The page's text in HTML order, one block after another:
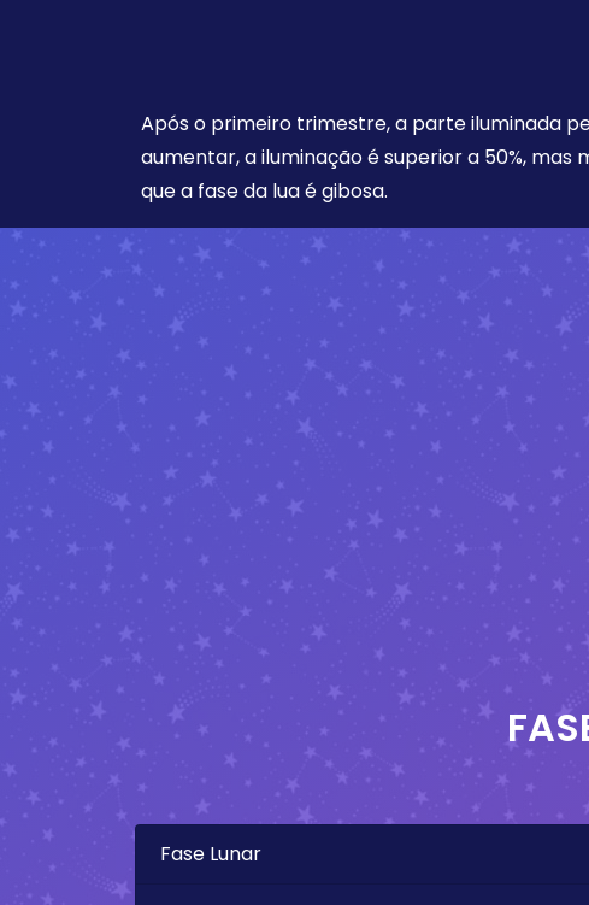
Após o primeiro trimestre, a parte iluminada
aumentar, a iluminação é superior a 50%, mas
que a fase da lua é gibosa.
Fase Lunar